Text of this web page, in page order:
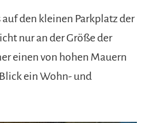
den kleinen Parkplatz der
nur an der Größe der
einen von hohen Mauern
ein Wohn- und